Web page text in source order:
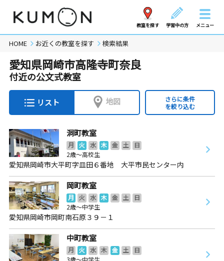
教室を探す 学習中の方 メニュー
HOME お近くの教室を探す 検索結果
愛知県岡崎市高隆寺町奈良
付近の公文式教室
リスト 地図
さらに条件
を絞り込む
洞町教室
月 火 水 木 金 土
日
2歳～高校生
愛知県岡崎市大平町字皿田６番地 大平市民センター内
岡町教室
月 火 水 木 金 土
日
2歳～中学生
愛知県岡崎市岡町南石原３９－１
中町教室
月 火 水 木 金 土
日
3歳～中学生